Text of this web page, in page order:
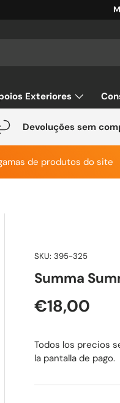
Exteriores
Devoluções sem
de produtos do site
SKU: 395-325
Summa
Preço
€18,00
Todos los precios
la pantalla de pago.